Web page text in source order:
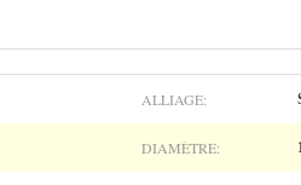
ALLIAGE:
DIAMÈTRE: